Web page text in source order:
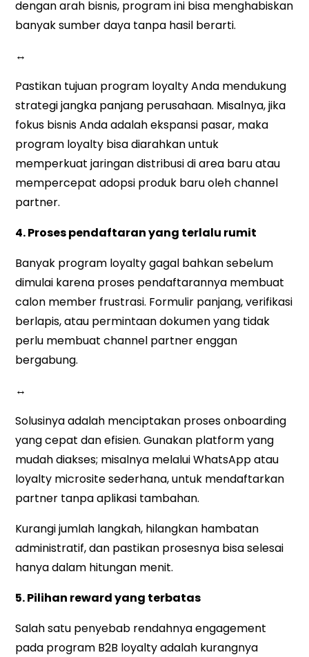
dengan arah bisnis, program ini bisa menghabiskan
banyak sumber daya tanpa hasil berarti.
↔
Pastikan tujuan program loyalty Anda mendukung
strategi jangka panjang perusahaan. Misalnya, jika
fokus bisnis Anda adalah ekspansi pasar, maka
program loyalty bisa diarahkan untuk
memperkuat jaringan distribusi di area baru atau
mempercepat adopsi produk baru oleh channel
partner.
4. Proses pendaftaran yang terlalu rumit
Banyak program loyalty gagal bahkan sebelum
dimulai karena proses pendaftarannya membuat
calon member frustrasi. Formulir panjang, verifikasi
berlapis, atau permintaan dokumen yang tidak
perlu membuat channel partner enggan
bergabung.
↔
Solusinya adalah menciptakan proses onboarding
yang cepat dan efisien. Gunakan platform yang
mudah diakses; misalnya melalui WhatsApp atau
loyalty microsite sederhana, untuk mendaftarkan
partner tanpa aplikasi tambahan.
Kurangi jumlah langkah, hilangkan hambatan
administratif, dan pastikan prosesnya bisa selesai
hanya dalam hitungan menit.
5. Pilihan reward yang terbatas
Salah satu penyebab rendahnya engagement
pada program B2B loyalty adalah kurangnya